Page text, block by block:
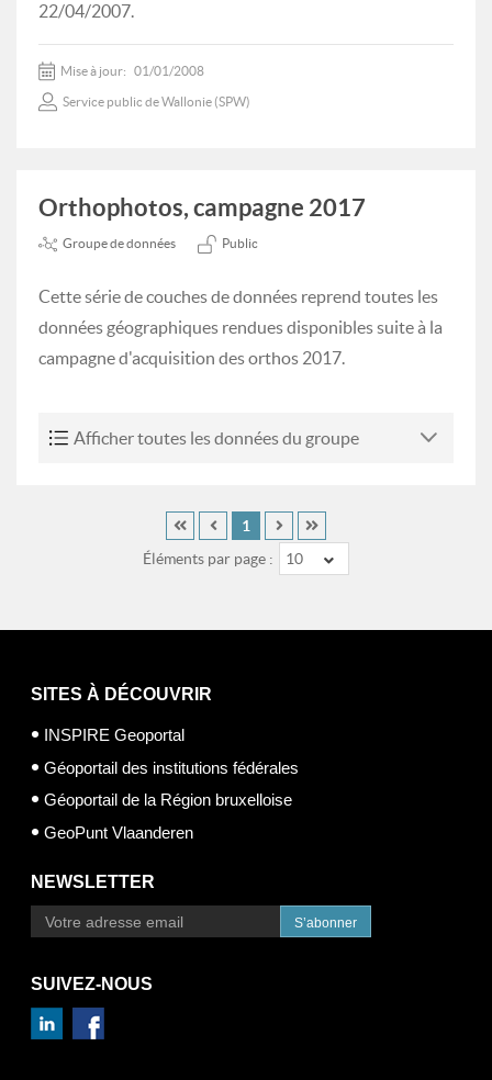
22/04/2007.
Mise à jour: 01/01/2008
Service public de Wallonie (SPW)
Orthophotos, campagne 2017
Groupe de données Public
Cette série de couches de données reprend toutes les
données géographiques rendues disponibles suite à la
campagne d'acquisition des orthos 2017.
Afficher toutes les données du groupe
Éléments par page : 10
1
SITES À DÉCOUVRIR
INSPIRE Geoportal
Géoportail des institutions fédérales
Géoportail de la Région bruxelloise
GeoPunt Vlaanderen
NEWSLETTER
S’abonner
SUIVEZ-NOUS